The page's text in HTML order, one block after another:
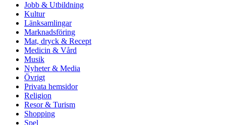
Jobb & Utbildning
Kultur
Länksamlingar
Marknadsföring
Mat, dryck & Recept
Medicin & Vård
Musik
Nyheter & Media
Övrigt
Privata hemsidor
Religion
Resor & Turism
Shopping
Spel